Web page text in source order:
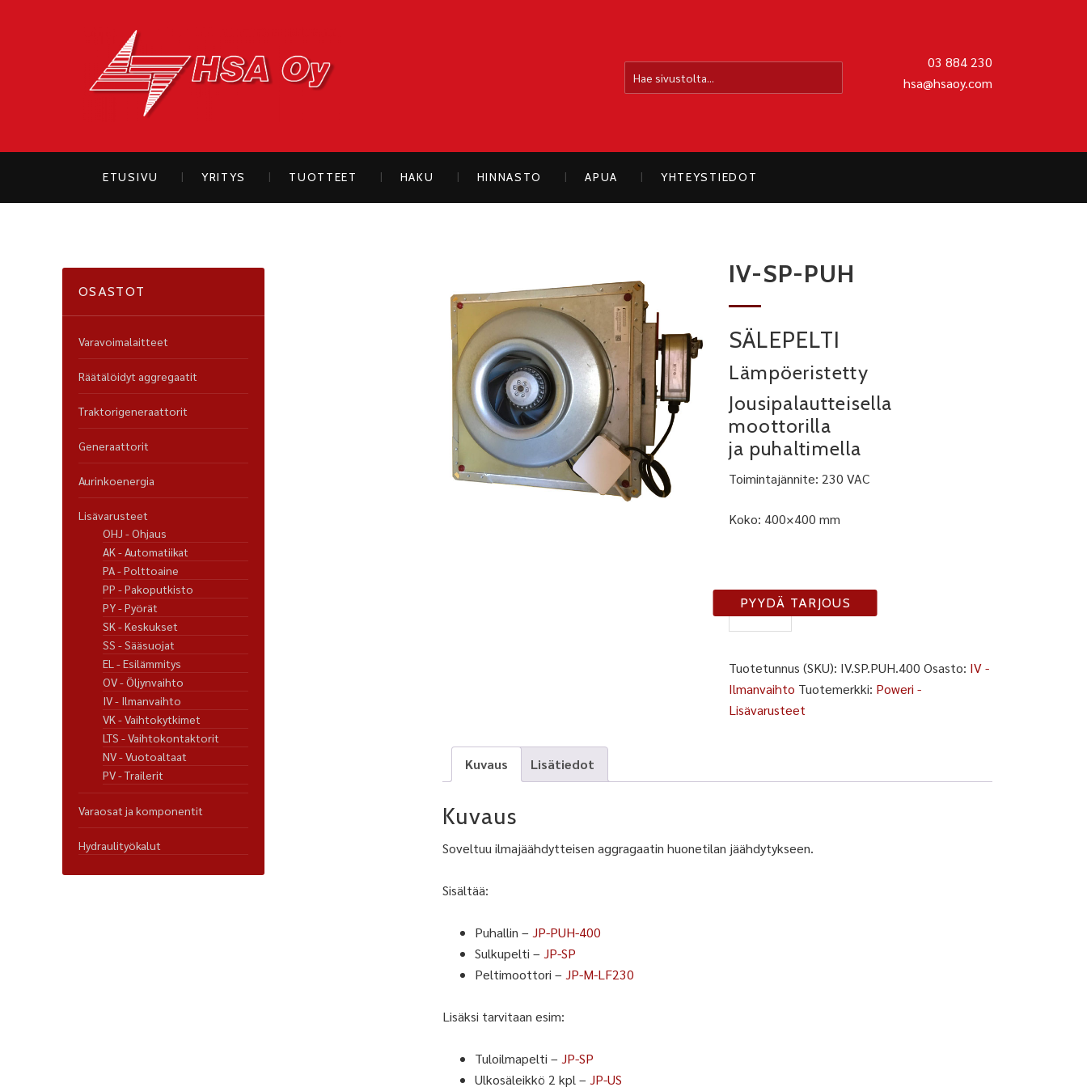
03 884 230
hsa@hsaoy.com
ETUSIVU YRITYS TUOTTEET HAKU HINNASTO APUA YHTEYSTIEDOT
IV-SP-PUH
SÄLEPELTI
Lämpöeristetty
Jousipalautteisella
moottorilla
ja puhaltimella
Toimintajännite: 230 VAC
Koko: 400×400 mm
IV-
SP-
määrä
PYYDÄ TARJOUS
Tuotetunnus (SKU): IV.SP.PUH.400 Osasto: IV -
Ilmanvaihto Tuotemerkki: Poweri -
Lisävarusteet
Kuvaus Lisätiedot
Kuvaus
Soveltuu ilmajäähdytteisen aggragaatin huonetilan jäähdytykseen.
Sisältää:
Puhallin – JP-PUH-400
Sulkupelti – JP-SP
Peltimoottori – JP-M-LF230
Lisäksi tarvitaan esim:
Tuloilmapelti – JP-SP
Ulkosäleikkö 2 kpl – JP-US
OSASTOT
Varavoimalaitteet
Räätälöidyt aggregaatit
Traktorigeneraattorit
Generaattorit
Aurinkoenergia
Lisävarusteet
OHJ - Ohjaus
AK - Automatiikat
PA - Polttoaine
PP - Pakoputkisto
PY - Pyörät
SK - Keskukset
SS - Sääsuojat
EL - Esilämmitys
OV - Öljynvaihto
IV - Ilmanvaihto
VK - Vaihtokytkimet
LTS - Vaihtokontaktorit
NV - Vuotoaltaat
PV - Trailerit
Varaosat ja komponentit
Hydraulityökalut